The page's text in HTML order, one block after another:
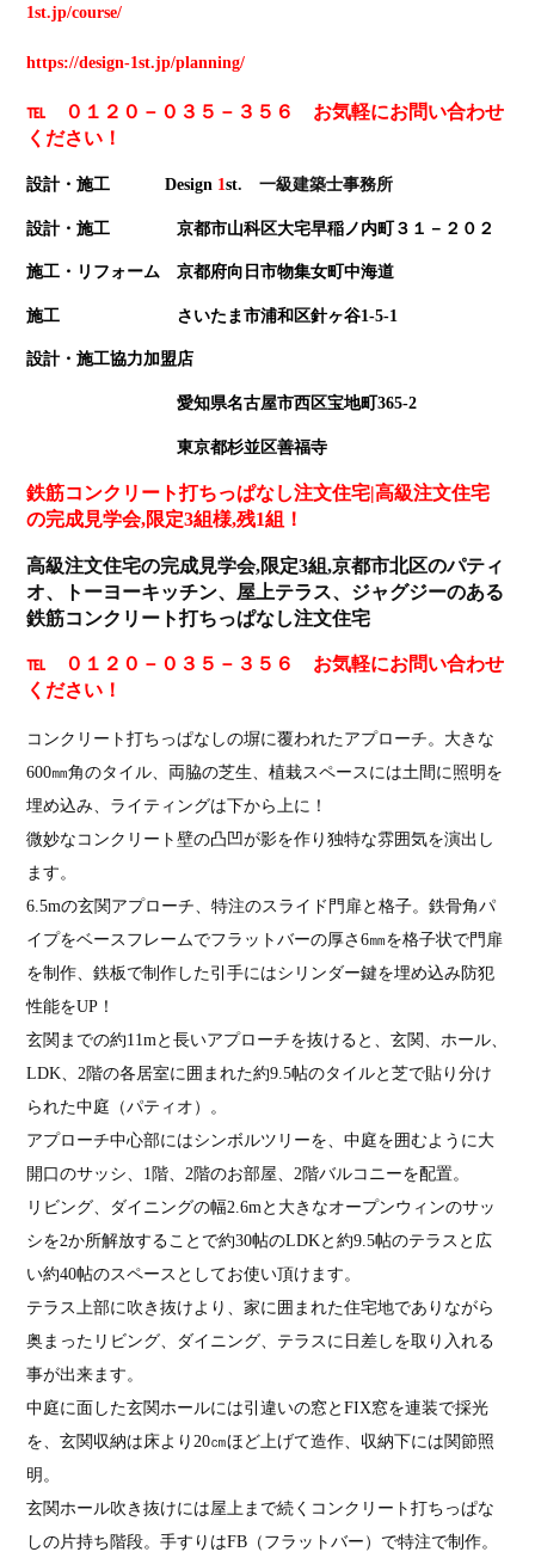
1st.jp/course/
https://design-1st.jp/planning/
℡ ０１２０－０３５－３５６ お気軽にお問い合わせ
ください！
設計・施工 Design 1st. 一級建築士事務所
設計・施工 京都市山科区大宅早稲ノ内町３１－２０２
施工・リフォーム 京都府向日市物集女町中海道
施工 さいたま市浦和区針ヶ谷1-5-1
設計・施工協力加盟店
愛知県名古屋市西区宝地町365-2
東京都杉並区善福寺
鉄筋コンクリート打ちっぱなし注文住宅|高級注文住宅
の完成見学会,限定3組様,残1組！
高級注文住宅の完成見学会,限定3組,京都市北区のパティ
オ、トーヨーキッチン、屋上テラス、ジャグジーのある
鉄筋コンクリート打ちっぱなし注文住宅
℡ ０１２０－０３５－３５６ お気軽にお問い合わせ
ください！
コンクリート打ちっぱなしの塀に覆われたアプローチ。大きな
600㎜角のタイル、両脇の芝生、植栽スペースには土間に照明を
埋め込み、ライティングは下から上に！
微妙なコンクリート壁の凸凹が影を作り独特な雰囲気を演出し
ます。
6.5mの玄関アプローチ、特注のスライド門扉と格子。鉄骨角パ
イプをベースフレームでフラットバーの厚さ6㎜を格子状で門扉
を制作、鉄板で制作した引手にはシリンダー鍵を埋め込み防犯
性能をUP！
玄関までの約11mと長いアプローチを抜けると、玄関、ホール、
LDK、2階の各居室に囲まれた約9.5帖のタイルと芝で貼り分け
られた中庭（パティオ）。
アプローチ中心部にはシンボルツリーを、中庭を囲むように大
開口のサッシ、1階、2階のお部屋、2階バルコニーを配置。
リビング、ダイニングの幅2.6mと大きなオープンウィンのサッ
シを2か所解放することで約30帖のLDKと約9.5帖のテラスと広
い約40帖のスペースとしてお使い頂けます。
テラス上部に吹き抜けより、家に囲まれた住宅地でありながら
奥まったリビング、ダイニング、テラスに日差しを取り入れる
事が出来ます。
中庭に面した玄関ホールには引違いの窓とFIX窓を連装で採光
を、玄関収納は床より20㎝ほど上げて造作、収納下には関節照
明。
玄関ホール吹き抜けには屋上まで続くコンクリート打ちっぱな
しの片持ち階段。手すりはFB（フラットバー）で特注で制作。